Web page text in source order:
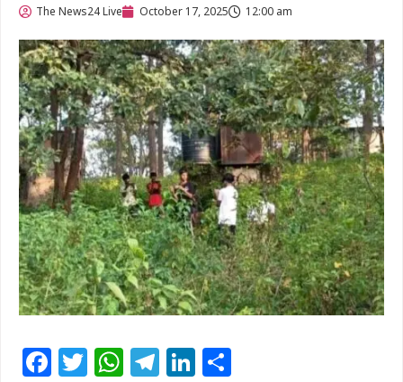
The News24 Live October 17, 2025 12:00 am
Facebook
Twitter
WhatsApp
Telegram
LinkedIn